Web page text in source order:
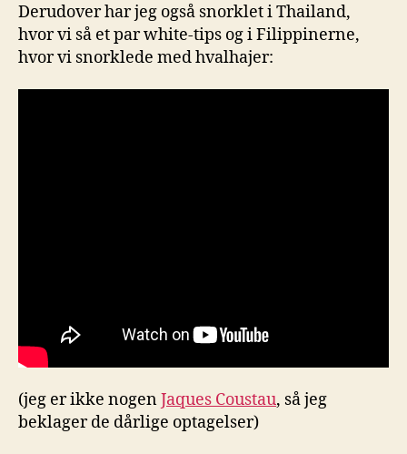
Derudover har jeg også snorklet i Thailand,
hvor vi så et par white-tips og i Filippinerne,
hvor vi snorklede med hvalhajer:
(jeg er ikke nogenJaques Coustau, så jeg
beklager de dårlige optagelser)